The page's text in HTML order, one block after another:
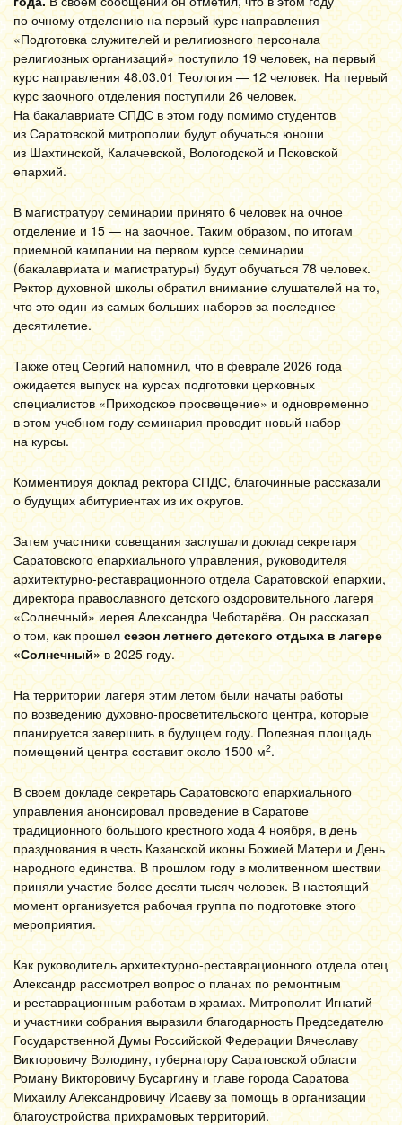
по очному отделению на первый курс направления
«Подготовка служителей и религиозного персонала
религиозных организаций» поступило 19 человек, на первый
курс направления 48.03.01 Теология — 12 человек. На первый
курс заочного отделения поступили 26 человек.
На бакалавриате СПДС в этом году помимо студентов
из Саратовской митрополии будут обучаться юноши
из Шахтинской, Калачевской, Вологодской и Псковской
епархий.
В магистратуру семинарии принято 6 человек на очное
отделение и 15 — на заочное. Таким образом, по итогам
приемной кампании на первом курсе семинарии
(бакалавриата и магистратуры) будут обучаться 78 человек.
Ректор духовной школы обратил внимание слушателей на то,
что это один из самых больших наборов за последнее
десятилетие.
Также отец Сергий напомнил, что в феврале 2026 года
ожидается выпуск на курсах подготовки церковных
специалистов «Приходское просвещение» и одновременно
в этом учебном году семинария проводит новый набор
на курсы.
Комментируя доклад ректора СПДС, благочинные рассказали
о будущих абитуриентах из их округов.
Затем участники совещания заслушали доклад секретаря
Саратовского епархиального управления, руководителя
архитектурно-реставрационного отдела Саратовской епархии,
директора православного детского оздоровительного лагеря
«Солнечный» иерея Александра Чеботарёва. Он рассказал
о том, как прошелсезон летнего детского отдыха в лагере
«Солнечный» в 2025 году.
На территории лагеря этим летом были начаты работы
по возведению духовно-просветительского центра, которые
планируется завершить в будущем году. Полезная площадь
помещений центра составит около 1500 м2.
В своем докладе секретарь Саратовского епархиального
управления анонсировал проведение в Саратове
традиционного большого крестного хода 4 ноября, в день
празднования в честь Казанской иконы Божией Матери и День
народного единства. В прошлом году в молитвенном шествии
приняли участие более десяти тысяч человек. В настоящий
момент организуется рабочая группа по подготовке этого
мероприятия.
Как руководитель архитектурно-реставрационного отдела отец
Александр рассмотрел вопрос о планах по ремонтным
и реставрационным работам в храмах. Митрополит Игнатий
и участники собрания выразили благодарность Председателю
Государственной Думы Российской Федерации Вячеславу
Викторовичу Володину, губернатору Саратовской области
Роману Викторовичу Бусаргину и главе города Саратова
Михаилу Александровичу Исаеву за помощь в организации
благоустройства прихрамовых территорий.